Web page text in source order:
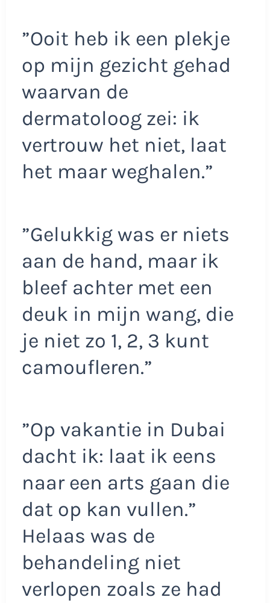
”Ooit heb ik een plekje
op mijn gezicht gehad
waarvan de
dermatoloog zei: ik
vertrouw het niet, laat
het maar weghalen.”
”Gelukkig was er niets
aan de hand, maar ik
bleef achter met een
deuk in mijn wang, die
je niet zo 1, 2, 3 kunt
camoufleren.”
”Op vakantie in Dubai
dacht ik: laat ik eens
naar een arts gaan die
dat op kan vullen.”
Helaas was de
behandeling niet
verlopen zoals ze had